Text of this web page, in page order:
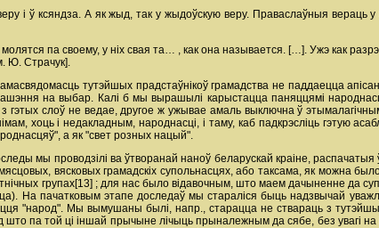
і ў ксяндза. А як жыд, так у жыдоўскую веру. Праваслаўныя
па своему, у ніх свая та… , как она называется. […]. Ужэ как
Ю. Страчук].
тутэйшых прадстаўнікоў грамадства не паддаецца
на выбар. Калі б мы вырашылі карыстацца паняццямі
слоў не ведае, другое ж ужывае амаль выключна ў
хоць і недакладным, народнасці, і таму, каб падкрэсліць гэтую
а як "свет розных нацый".
мы проводзілі ва ўтворанай наноў беларускай краіне,
вясковых грамадскіх супольнасцях, або таксама, як можна
групах[13] ; для нас было відавочным, што маем дачыненне да
На пачатковым этапе доследаў мы стараліся быць надзвычай
"народ". Мы вымушаны былі, напр., старацца не ствараць з
па той ці іншай прычыне лічыць прыналежным да сябе, без увагі